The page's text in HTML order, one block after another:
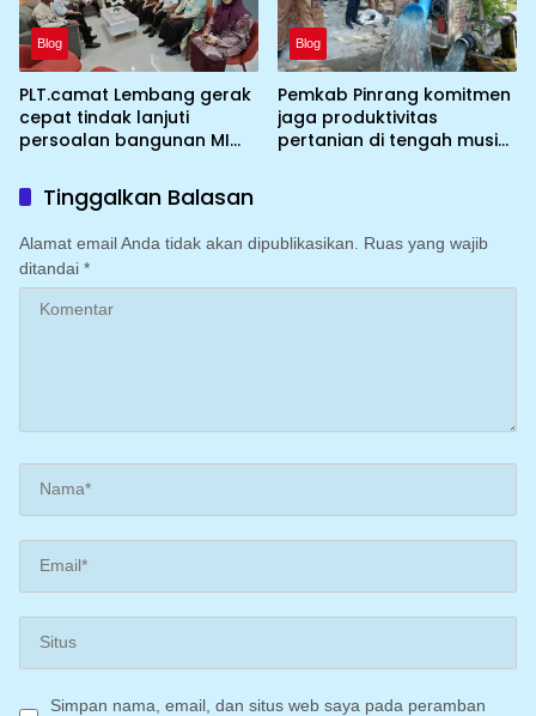
Blog
PLT.camat Lembang gerak
cepat tindak lanjuti
persoalan bangunan MI
Blog
Pemkab Pinrang komitmen
jaga produktivitas
pertanian di tengah musim
Tinggalkan Balasan
Alamat email Anda tidak akan dipublikasikan.
Ruas yang wajib
ditandai *
Simpan nama, email, dan situs web saya pada peramban